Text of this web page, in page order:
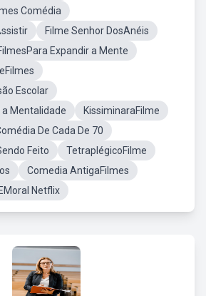
Comédia
Filme Senhor DosAnéis
Expandir a Mente
Escolar
a Mentalidade
KissiminaraFilme
De Cada De 70
Feito
TetraplégicoFilme
Comedia AntigaFilmes
Netflix